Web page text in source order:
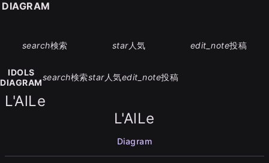
search検索 star人気 edit_note投稿
IDOLS
DIAGRAM
search検索star人気edit_note投稿
L'AlLe
L'AlLe
Diagram